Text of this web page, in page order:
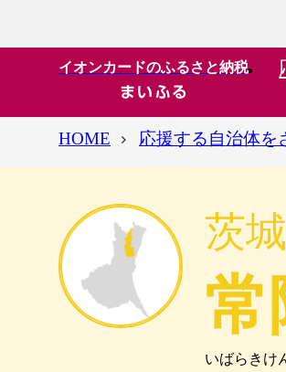
イオンカードのふるさと納税
HOME 応援する自治体を
茨
常
いばらきけ